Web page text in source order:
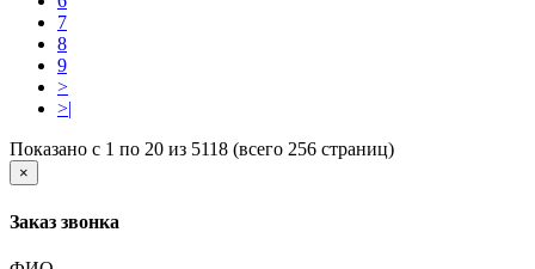
7
8
9
>
>|
Показано с 1 по 20 из 5118 (всего 256 страниц)
×
Заказ звонка